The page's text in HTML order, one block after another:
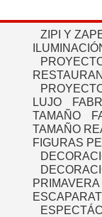
ZIPI Y
LUJO
TAMAÑO
TAMAÑO
FIGURAS
PRIMAVERA